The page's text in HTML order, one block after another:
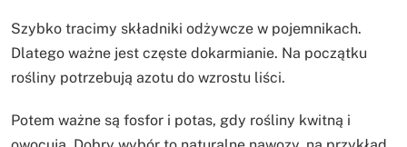
Szybko tracimy składniki odżywcze w pojemnikach.
Dlatego ważne jest częste dokarmianie. Na początku
rośliny potrzebują azotu do wzrostu liści.
Potem ważne są fosfor i potas, gdy rośliny kwitną i